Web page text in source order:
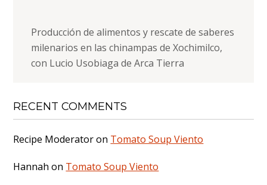
Producción de alimentos y rescate de saberes
milenarios en las chinampas de Xochimilco,
con Lucio Usobiaga de Arca Tierra
RECENT COMMENTS
Recipe Moderatoron Tomato Soup Viento
Hannah on Tomato Soup Viento